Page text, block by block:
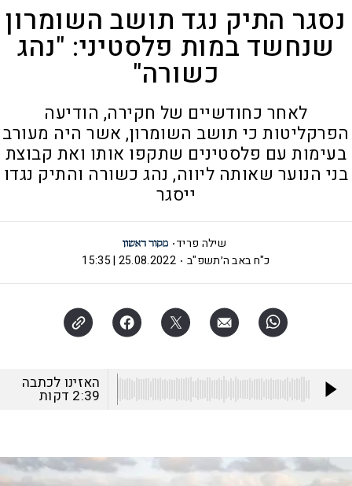
נסגר התיק נגד תושב השומרון
שנחשד במות פלסטיני: "נהג
כשורה"
לאחר כחודשיים של חקירה, הודיעה
הפרקליטות כי תושב השומרון, אשר היה מעורב
בעימות עם פלסטינים שתקפו אותו ואת קבוצת
בני הנוער שאותה ליווה, נהג כשורה והתיק נגדו
ייסגר
שילה פריד
כ"ח באב ה׳תשפ"ב
25.08.2022 | 15:35
האזינו לכתבה
2:39 דקות